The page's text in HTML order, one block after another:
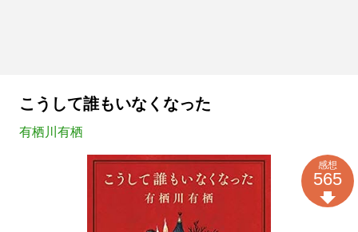
こうして誰もいなくなった
有栖川有栖
感想
565